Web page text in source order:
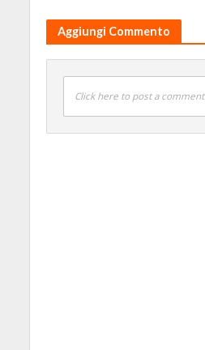
Aggiungi Commento
Click here to post a comment